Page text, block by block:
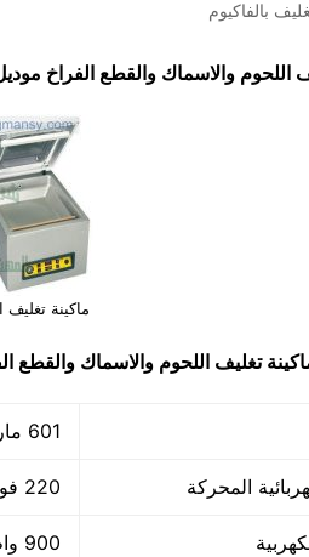
بالفاكيوم
والاسماك والقطع الفراخ موديل 601 ماركة مهندس
ماكينة
تغليف اللحوم والاسماك والقطع
601 ماركة المهندس منسي
المحركة 220 فولت
900 واط +800 واط لحام